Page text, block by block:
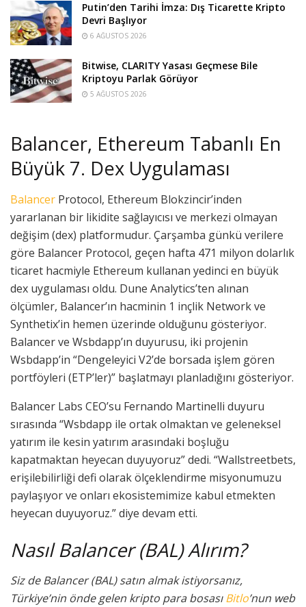
Putin’den Tarihi İmza: Dış Ticarette Kripto
Devri Başlıyor
6 AĞUSTOS 2026
Bitwise, CLARITY Yasası Geçmese Bile
Kriptoyu Parlak Görüyor
5 AĞUSTOS 2026
Balancer, Ethereum Tabanlı En
Büyük 7. Dex Uygulaması
Balancer Protocol, Ethereum Blokzincir’inden
yararlanan bir likidite sağlayıcısı ve merkezi olmayan
değişim (dex) platformudur. Çarşamba günkü verilere
göre Balancer Protocol, geçen hafta 471 milyon dolarlık
ticaret hacmiyle Ethereum kullanan yedinci en büyük
dex uygulaması oldu. Dune Analytics’ten alınan
ölçümler, Balancer’ın hacminin 1 inçlik Network ve
Synthetix’in hemen üzerinde olduğunu gösteriyor.
Balancer ve Wsbdapp’ın duyurusu, iki projenin
Wsbdapp’in “Dengeleyici V2’de borsada işlem gören
portföyleri (ETP’ler)” başlatmayı planladığını gösteriyor.
Balancer Labs CEO’su Fernando Martinelli duyuru
sırasında “Wsbdapp ile ortak olmaktan ve geleneksel
yatırım ile kesin yatırım arasındaki boşluğu
kapatmaktan heyecan duyuyoruz” dedi. “Wallstreetbets,
erişilebilirliği defi olarak ölçeklendirme misyonumuzu
paylaşıyor ve onları ekosistemimize kabul etmekten
heyecan duyuyoruz.” diye devam etti.
Nasıl Balancer (BAL) Alırım?
Siz de Balancer (BAL) satın almak istiyorsanız,
Türkiye’nin önde gelen kripto para bosasıBitlo’nun web